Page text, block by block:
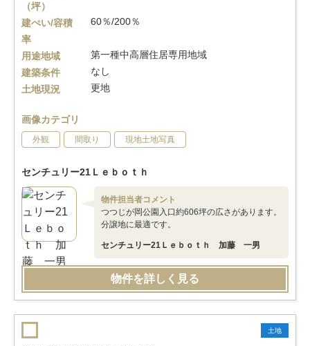
（坪）
建ぺい/容積
率
60％/200％
用途地域
第一種中高層住居専用地域
建築条件
なし
土地現況
更地
画像カテゴリ
外観 間取り 現地土地写真
センチュリー21Ｌｅｂｏｔｈ
物件担当者コメント
つつじが岡公園入口約606坪の広さがあります。
分譲地に最適です。
センチュリー21Ｌｅｂｏｔｈ 加藤 一男
物件を詳しく見る
土地